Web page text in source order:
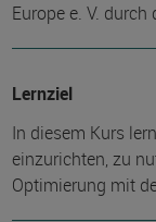
Europe e. V.
Lernziel
In diesem Kurs
einzurichten, zu
Optimierung mit